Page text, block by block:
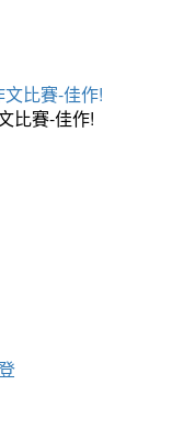
比賽-佳作!
比賽-佳作!